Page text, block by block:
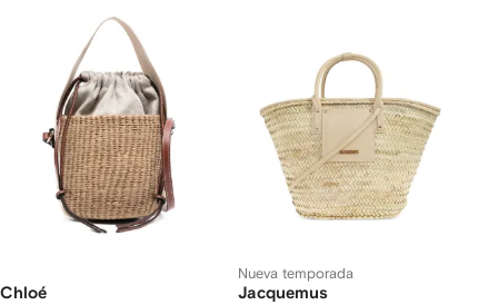
Chloé
Nueva temporada
Jacquemus